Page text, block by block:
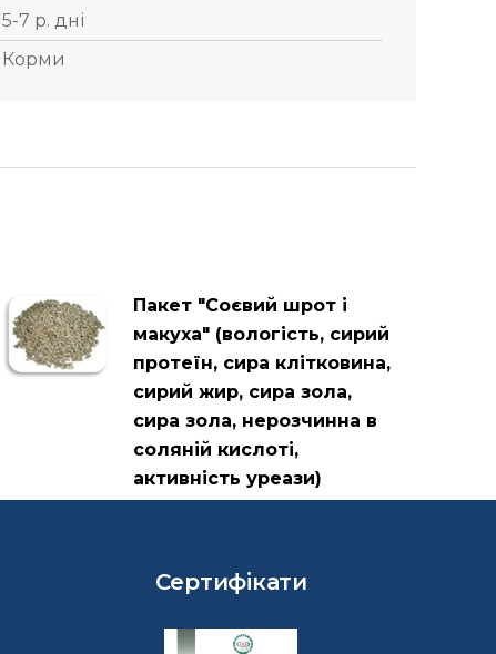
5-7 р. дні
Корми
Пакет "Соєвий шрот і
макуха" (вологість, сирий
протеїн, сира клітковина,
сирий жир, сира зола,
сира зола, нерозчинна в
соляній кислоті,
активність уреази)
Сертифікати